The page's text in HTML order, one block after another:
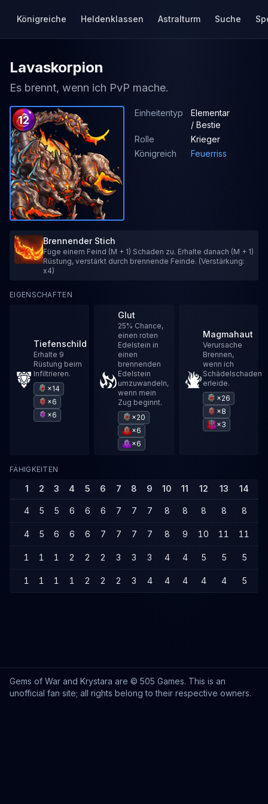
Königreiche Heldenklassen Astralturm Suche
Lavaskorpion
Es brennt, wenn ich PvP mache.
12
Einheitentyp
Elementar
/ Bestie
Rolle
Krieger
Königreich
Feuerriss
Brennender Stich
Füge einem Feind (M + 1) Schaden zu. Erhalte danach (M + 1)
Rüstung, verstärkt durch brennende Feinde. (Verstärkung:
x4)
EIGENSCHAFTEN
Tiefenschild
Erhalte 9
Rüstung beim
Infiltrieren.
×14
×6
×6
Glut
25% Chance,
einen roten
Edelstein in
einen
brennenden
Edelstein
umzuwandeln,
wenn mein
Zug beginnt.
×20
×6
×6
Magmahaut
Verursache
Brennen,
wenn ich
Schädelschaden
erleide.
×26
×8
×3
FÄHIGKEITEN
1 2 3 4 5 6 7 8 9 10 11 12 13 14
4 5 5 6 6 6 7 7 7 8 8 8 8 8
4 5 6 6 6 7 7 7 7 8 9 10 11 11
1 1 1 2 2 2 3 3 3 4 4 5 5 5
1 1 1 1 2 2 2 3 4 4 4 4 4 5
Gems of War and Krystara are © 505 Games. This is an
unofficial fan site; all rights belong to their respective owners.